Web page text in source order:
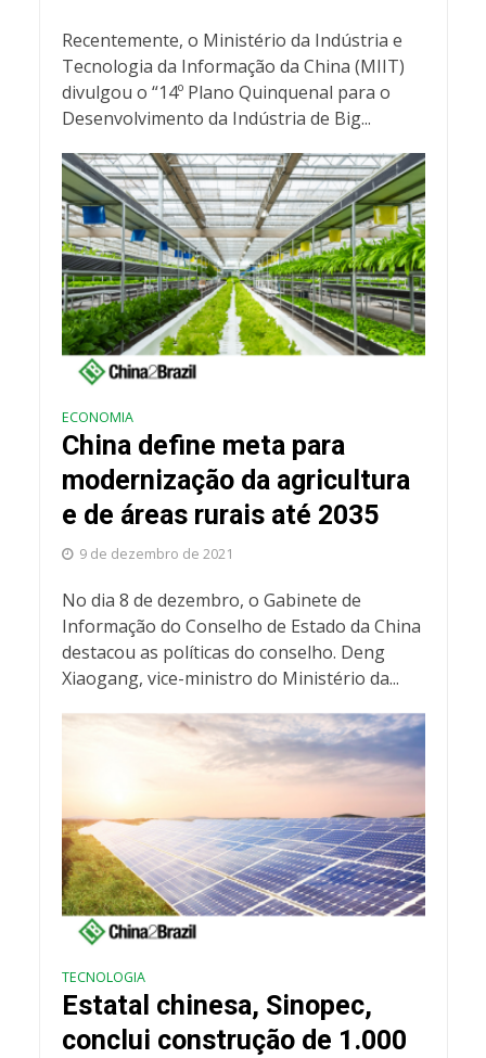
Recentemente, o Ministério da Indústria e
Tecnologia da Informação da China (MIIT)
divulgou o “14º Plano Quinquenal para o
Desenvolvimento da Indústria de Big...
ECONOMIA
China define meta para
modernização da agricultura
e de áreas rurais até 2035
9 de dezembro de 2021
No dia 8 de dezembro, o Gabinete de
Informação do Conselho de Estado da China
destacou as políticas do conselho. Deng
Xiaogang, vice-ministro do Ministério da...
TECNOLOGIA
Estatal chinesa, Sinopec,
conclui construção de 1.000